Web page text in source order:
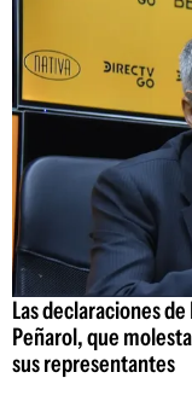
Las declaraciones
Peñarol, que
sus representantes